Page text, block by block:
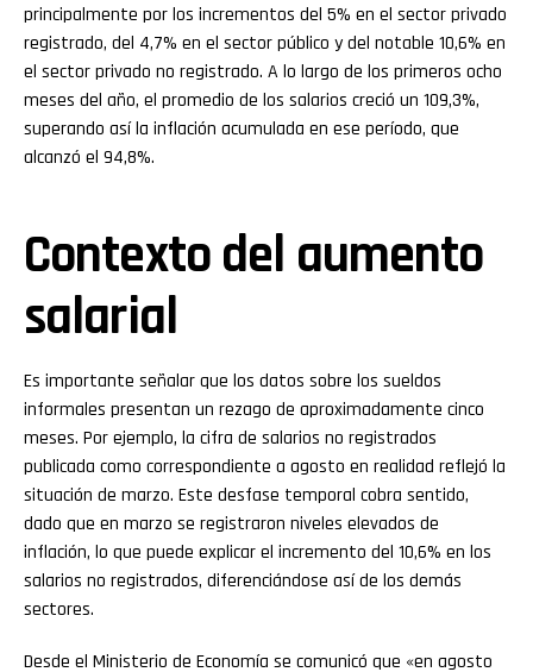
principalmente por los incrementos del 5% en el sector privado
registrado, del 4,7% en el sector público y del notable 10,6% en
el sector privado no registrado. A lo largo de los primeros ocho
meses del año, el promedio de los salarios creció un 109,3%,
superando así la inflación acumulada en ese período, que
alcanzó el 94,8%.
Contexto del aumento
salarial
Es importante señalar que los datos sobre los sueldos
informales presentan un rezago de aproximadamente cinco
meses. Por ejemplo, la cifra de salarios no registrados
publicada como correspondiente a agosto en realidad reflejó la
situación de marzo. Este desfase temporal cobra sentido,
dado que en marzo se registraron niveles elevados de
inflación, lo que puede explicar el incremento del 10,6% en los
salarios no registrados, diferenciándose así de los demás
sectores.
Desde el Ministerio de Economía se comunicó que «en agosto